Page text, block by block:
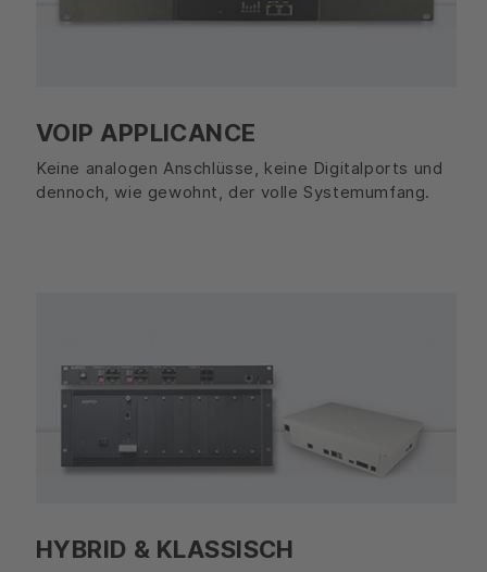
VOIP APPLICANCE
Keine analogen Anschlüsse, keine Digitalports und
dennoch, wie gewohnt, der volle Systemumfang.
HYBRID & KLASSISCH